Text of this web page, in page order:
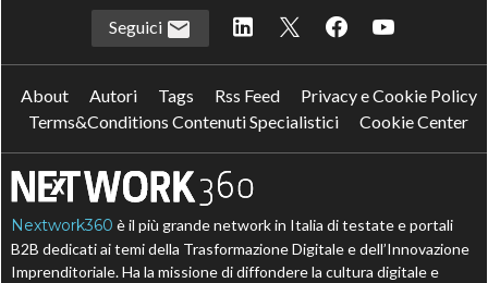
Seguici
About Autori Tags Rss Feed
Privacy e Cookie Policy
Terms&Conditions Contenuti Specialistici
Cookie Center
Nextwork360 è il più grande network in Italia di testate e portali
B2B dedicati ai temi della Trasformazione Digitale e dell’Innovazione
Imprenditoriale. Ha la missione di diffondere la cultura digitale e